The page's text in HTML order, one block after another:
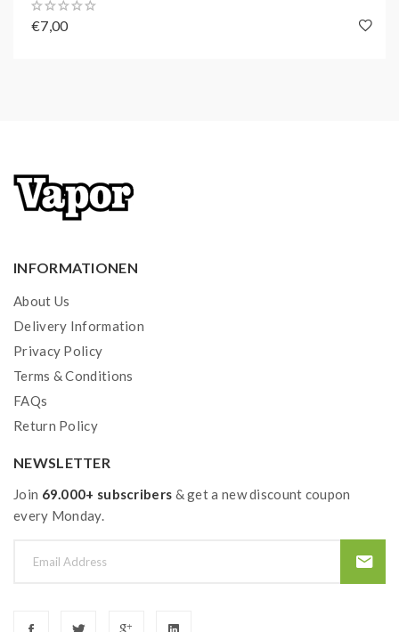
€7,00
INFORMATIONEN
About Us
Delivery Information
Privacy Policy
Terms & Conditions
FAQs
Return Policy
NEWSLETTER
Join 69.000+ subscribers & get a new discount coupon
every Monday.